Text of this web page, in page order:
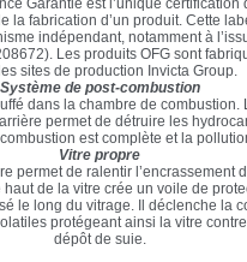
Garantie est l’unique certification
la fabrication d’un produit. Cette
indépendant, notamment à
Les produits OFG sont
sites de production Invicta Group.
Système de post-combustion
dans la chambre de combustion.
permet de détruire les
est complète et la
Vitre propre
permet de ralentir l’encrassement
haut de la vitre crée un voile de
le long du vitrage. Il déclenche la
protégeant ainsi la vitre
dépôt de suie.